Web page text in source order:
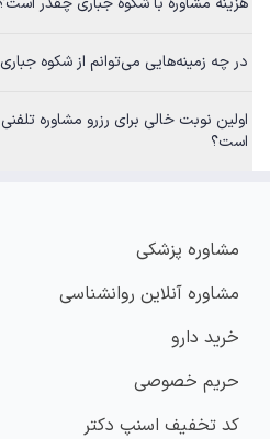
در چه زمینه‌هایی می‌توانم از شکوه جباری مشاوره بگیرم؟
است؟
مشاوره پزشکی
مشاوره آنلاین روانشناسی
خرید دارو
حریم خصوصی
کد تخفیف اسنپ دکتر